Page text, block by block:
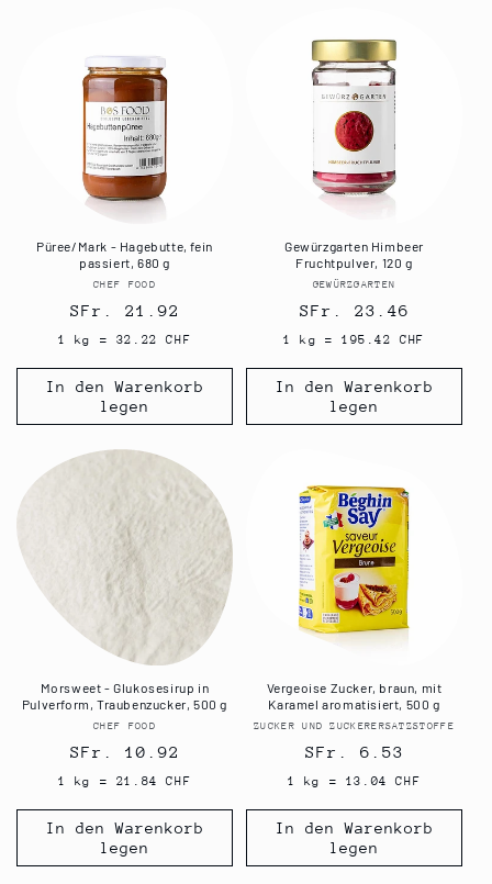
Püree/Mark - Hagebutte, fein
passiert, 680 g
Anbieter:
CHEF FOOD
Normaler
Preis
SFr. 21.92
1 kg = 32.22 CHF
In den Warenkorb
legen
Gewürzgarten Himbeer
Fruchtpulver, 120 g
Anbieter:
GEWÜRZGARTEN
Normaler
Preis
SFr. 23.46
1 kg = 195.42 CHF
In den Warenkorb
legen
Morsweet - Glukosesirup in
Pulverform, Traubenzucker, 500 g
Anbieter:
CHEF FOOD
Normaler
Preis
SFr. 10.92
1 kg = 21.84 CHF
In den Warenkorb
legen
Vergeoise Zucker, braun, mit
Karamel aromatisiert, 500 g
Anbieter:
ZUCKER UND ZUCKERERSATZSTOFFE
Normaler
Preis
SFr. 6.53
1 kg = 13.04 CHF
In den Warenkorb
legen